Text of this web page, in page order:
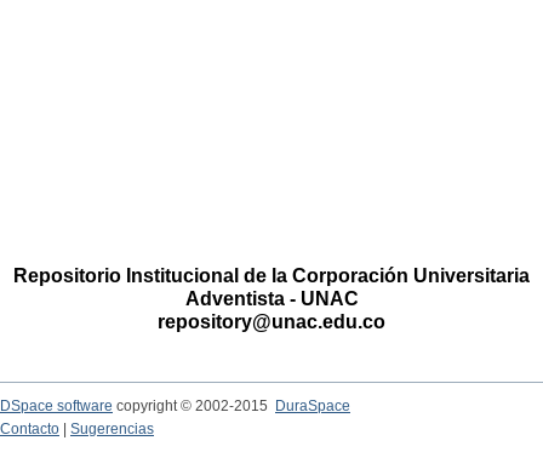
Repositorio Institucional de la Corporación Universitaria
Adventista - UNAC
repository@unac.edu.co
DSpace software copyright © 2002-2015
DuraSpace
Contacto
Sugerencias